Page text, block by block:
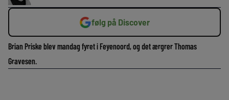
følg på Discover
Brian Priske blev mandag fyret i Feyenoord, og det ærgrer Thomas
Gravesen.